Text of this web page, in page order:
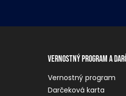
Vernostný program a
Vernostný program
Darčeková karta